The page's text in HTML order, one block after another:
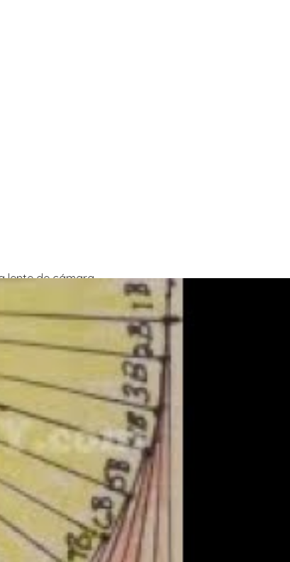
lente de cámara.
de pascua muy coloridos que me llamaron
descubrí el término “iris folding
como este de Fátima Requena
que todas tenemos jeje.
de madera hacer una lámina
pinterest, google, o incluso en Etsy hay